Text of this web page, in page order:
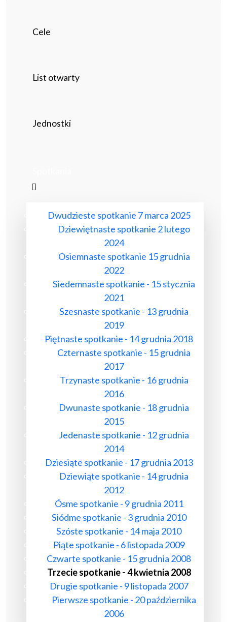
Cele
List otwarty
Jednostki
Dwudzieste spotkanie 7 marca 2025
Dziewiętnaste spotkanie 2 lutego
2024
Osiemnaste spotkanie 15 grudnia
2022
Siedemnaste spotkanie - 15 stycznia
2021
Szesnaste spotkanie - 13 grudnia
2019
Piętnaste spotkanie - 14 grudnia 2018
Czternaste spotkanie - 15 grudnia
2017
Trzynaste spotkanie - 16 grudnia
2016
Dwunaste spotkanie - 18 grudnia
2015
Jedenaste spotkanie - 12 grudnia
2014
Dziesiąte spotkanie - 17 grudnia 2013
Dziewiąte spotkanie - 14 grudnia
2012
Ósme spotkanie - 9 grudnia 2011
Siódme spotkanie - 3 grudnia 2010
Szóste spotkanie - 14 maja 2010
Piąte spotkanie - 6 listopada 2009
Czwarte spotkanie - 15 grudnia 2008
Trzecie spotkanie - 4 kwietnia 2008
Drugie spotkanie - 9 listopada 2007
Pierwsze spotkanie - 20 października
2006